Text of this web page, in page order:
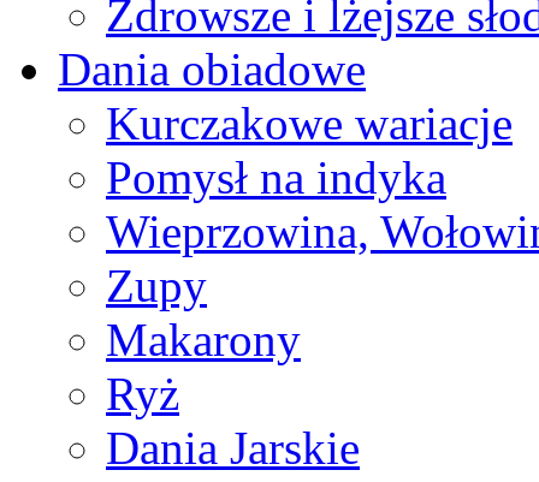
Zdrowsze i lżejsze
Dania obiadowe
Kurczakowe wariacje
Pomysł na indyka
Wieprzowina,
Zupy
Makarony
Ryż
Dania Jarskie